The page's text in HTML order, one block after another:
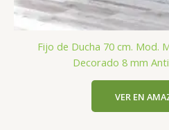
Fijo de Ducha 70 cm. Mod.
Decorado 8 mm
VER EN